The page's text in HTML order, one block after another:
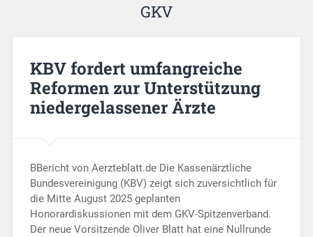
GKV
KBV fordert umfangreiche
Reformen zur Unterstützung
niedergelassener Ärzte
BBericht von Aerzteblatt.de Die Kassenärztliche
Bundesvereinigung (KBV) zeigt sich zuversichtlich für
die Mitte August 2025 geplanten
Honorardiskussionen mit dem GKV-Spitzenverband.
Der neue Vorsitzende Oliver Blatt hat eine Nullrunde